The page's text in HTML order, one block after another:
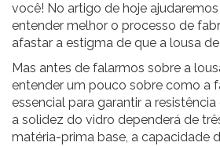
você! No artigo de hoje
entender melhor o processo de
afastar a estigma de que a lousa
Mas antes de falarmos sobre a
entender um pouco sobre como a
essencial para garantir a
a solidez do vidro dependerá de
matéria-prima base, a capacidade